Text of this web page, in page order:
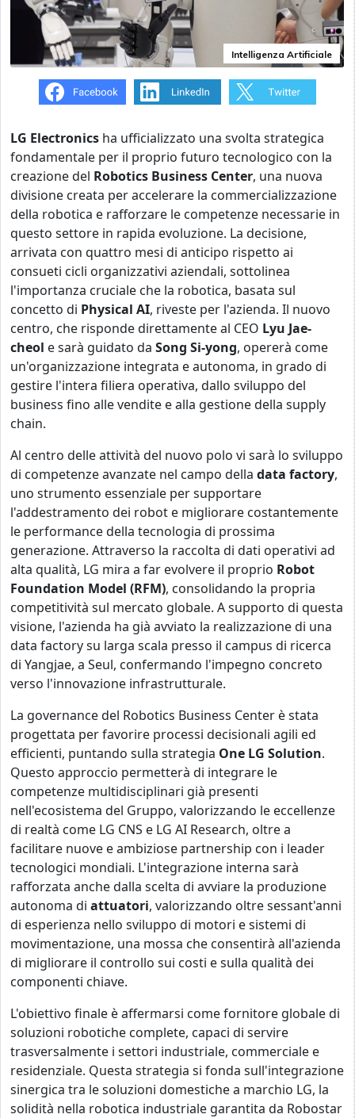
Intelligenza Artificiale
LG Electronics ha ufficializzato una svolta strategica
fondamentale per il proprio futuro tecnologico con la
creazione del Robotics Business Center, una nuova
divisione creata per accelerare la commercializzazione
della robotica e rafforzare le competenze necessarie in
questo settore in rapida evoluzione. La decisione,
arrivata con quattro mesi di anticipo rispetto ai
consueti cicli organizzativi aziendali, sottolinea
l'importanza cruciale che la robotica, basata sul
concetto di Physical AI, riveste per l'azienda. Il nuovo
centro, che risponde direttamente al CEO Lyu Jae-
cheol e sarà guidato da Song Si-yong, opererà come
un'organizzazione integrata e autonoma, in grado di
gestire l'intera filiera operativa, dallo sviluppo del
business fino alle vendite e alla gestione della supply
chain.
Al centro delle attività del nuovo polo vi sarà lo sviluppo
di competenze avanzate nel campo della data factory,
uno strumento essenziale per supportare
l'addestramento dei robot e migliorare costantemente
le performance della tecnologia di prossima
generazione. Attraverso la raccolta di dati operativi ad
alta qualità, LG mira a far evolvere il proprio Robot
Foundation Model (RFM), consolidando la propria
competitività sul mercato globale. A supporto di questa
visione, l'azienda ha già avviato la realizzazione di una
data factory su larga scala presso il campus di ricerca
di Yangjae, a Seul, confermando l'impegno concreto
verso l'innovazione infrastrutturale.
La governance del Robotics Business Center è stata
progettata per favorire processi decisionali agili ed
efficienti, puntando sulla strategia One LG Solution.
Questo approccio permetterà di integrare le
competenze multidisciplinari già presenti
nell'ecosistema del Gruppo, valorizzando le eccellenze
di realtà come LG CNS e LG AI Research, oltre a
facilitare nuove e ambiziose partnership con i leader
tecnologici mondiali. L'integrazione interna sarà
rafforzata anche dalla scelta di avviare la produzione
autonoma di attuatori, valorizzando oltre sessant'anni
di esperienza nello sviluppo di motori e sistemi di
movimentazione, una mossa che consentirà all'azienda
di migliorare il controllo sui costi e sulla qualità dei
componenti chiave.
L'obiettivo finale è affermarsi come fornitore globale di
soluzioni robotiche complete, capaci di servire
trasversalmente i settori industriale, commerciale e
residenziale. Questa strategia si fonda sull'integrazione
sinergica tra le soluzioni domestiche a marchio LG, la
solidità nella robotica industriale garantita da Robostar